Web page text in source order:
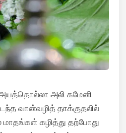
அலி கமேனி
வான்வழித் தாக்குதலில்
மாதங்கள் கழித்து தற்போது